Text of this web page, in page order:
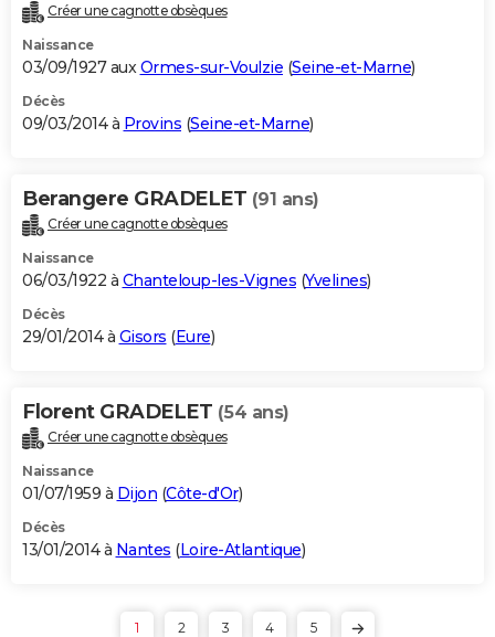
Créer une cagnotte obsèques
Naissance
03/09/1927 auxOrmes-sur-Voulzie (Seine-et-Marne)
Décès
09/03/2014 à Provins (Seine-et-Marne)
Berangere GRADELET (91 ans)
Créer une cagnotte obsèques
Naissance
06/03/1922 à Chanteloup-les-Vignes (Yvelines)
Décès
29/01/2014 à Gisors (Eure)
Florent GRADELET (54 ans)
Créer une cagnotte obsèques
Naissance
01/07/1959 à Dijon (Côte-d'Or)
Décès
13/01/2014 à Nantes (Loire-Atlantique)
1 2 3 4 5